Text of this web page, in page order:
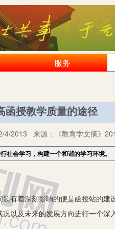
服务
函授教学质量的途径
4/2013 来源： 《教育学文摘》
社会学习，构建一个和谐的学习环境。
有着深刻影响的便是函授站的建
以及未来的发展方向进行一个深